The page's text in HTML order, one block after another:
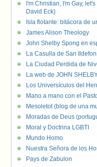
I'm Christian, I'm Gay,
David Eck)
Isla flotante: bitácora de
James Alison Theology
John Shelby Spong en
La Casulla de San
La Ciudad Perdida de
La web de JOHN
Los Universículos del
Mano a mano con el
Mesoletot (blog de una
Moradas de Deus
Moral y Doctrina LGBTI
Mundo Homo
Nuestra Señora de los
Pays de Zabulon